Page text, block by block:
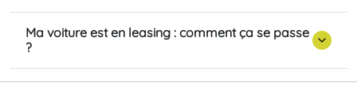
Ma voiture est en leasing : comment ça se passe
?